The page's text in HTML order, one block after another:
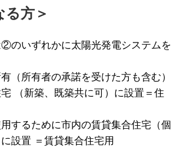
る方＞
のいずれかに太陽光発電システムを
（所有者の承諾を受けた方も含む）
（新築、既築共に可）に設置＝住
するために市内の賃貸集合住宅（個
設置 ＝賃貸集合住宅用